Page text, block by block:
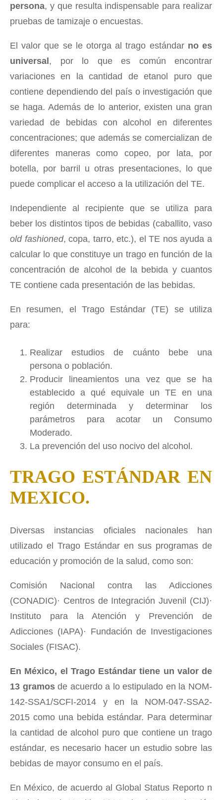
persona, y que resulta indispensable para realizar
pruebas de tamizaje o encuestas.
El valor que se le otorga al trago estándar no es
universal, por lo que es común encontrar
variaciones en la cantidad de etanol puro que
contiene dependiendo del país o investigación que
se haga. Además de lo anterior, existen una gran
variedad de bebidas con alcohol en diferentes
concentraciones; que además se comercializan de
diferentes maneras como copeo, por lata, por
botella, por barril u otras presentaciones, lo que
puede complicar el acceso a la utilización del TE.
Independiente al recipiente que se utiliza para
beber los distintos tipos de bebidas (caballito, vaso
old fashioned, copa, tarro, etc.), el TE nos ayuda a
calcular lo que constituye un trago en función de la
concentración de alcohol de la bebida y cuantos
TE contiene cada presentación de las bebidas.
En resumen, el Trago Estándar (TE) se utiliza
para:
Realizar estudios de cuánto bebe una
persona o población.
Producir lineamientos una vez que se ha
establecido a qué equivale un TE en una
región determinada y determinar los
parámetros para acotar un Consumo
Moderado.
La prevención del uso nocivo del alcohol.
TRAGO ESTÁNDAR EN
MEXICO.
Diversas instancias oficiales nacionales han
utilizado el Trago Estándar en sus programas de
educación y promoción de la salud, como son:
Comisión Nacional contra las Adicciones
(CONADIC)· Centros de Integración Juvenil (CIJ)·
Instituto para la Atención y Prevención de
Adicciones (IAPA)· Fundación de Investigaciones
Sociales (FISAC).
En México, el Trago Estándar tiene un valor de
13 gramosde acuerdo a lo estipulado en la NOM-
142-SSA1/SCFI-2014 y en la NOM-047-SSA2-
2015 como una bebida estándar. Para determinar
la cantidad de alcohol puro que contiene un trago
estándar, es necesario hacer un estudio sobre las
bebidas de mayor consumo en el país.
En México, de acuerdo al Global Status Reporto n